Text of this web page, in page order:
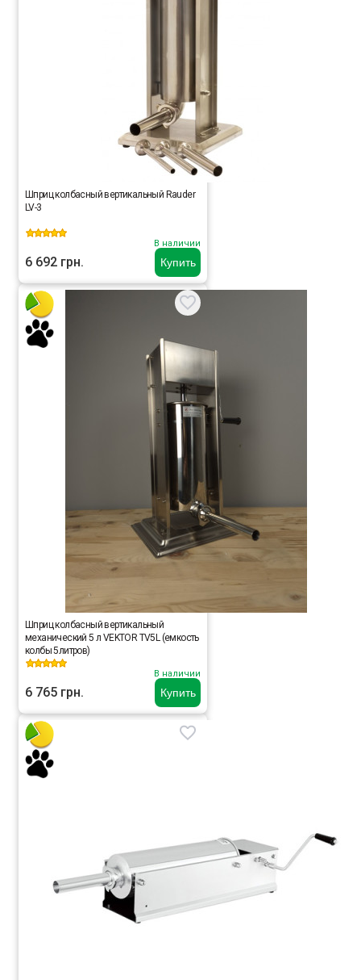
Купить
Шприц колбасный вертикальный Rauder
LV-3
В наличии
6 692 грн.
Купить
Шприц колбасный вертикальный
механический 5 л VEKTOR TV5L (емкость
колбы 5литров)
В наличии
6 765 грн.